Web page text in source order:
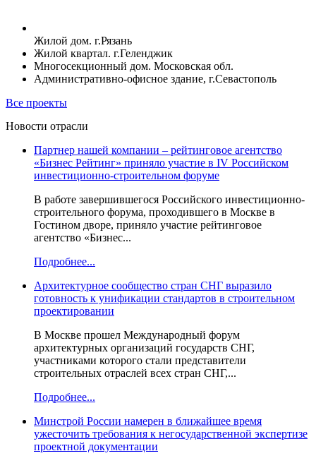
Жилой дом. г.Рязань
Жилой квартал. г.Геленджик
Многосекционный дом. Московская обл.
Административно-офисное здание, г.Севастополь
Все проекты
Новости отрасли
Партнер нашей компании – рейтинговое агентство
«Бизнес Рейтинг» приняло участие в IV Российском
инвестиционно-строительном форуме
В работе завершившегося Российского инвестиционно-
строительного форума, проходившего в Москве в
Гостином дворе, приняло участие рейтинговое
агентство «Бизнес...
Подробнее...
Архитектурное сообщество стран СНГ выразило
готовность к унификации стандартов в строительном
проектировании
В Москве прошел Международный форум
архитектурных организаций государств СНГ,
участниками которого стали представители
строительных отраслей всех стран СНГ,...
Подробнее...
Минстрой России намерен в ближайшее время
ужесточить требования к негосударственной экспертизе
проектной документации